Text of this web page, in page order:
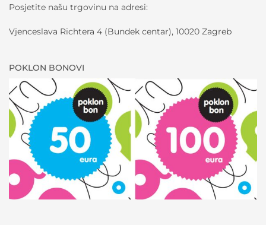
Posjetite našu trgovinu na adresi:
Vjenceslava Richtera 4 (Bundek centar), 10020 Zagreb
POKLON BONOVI